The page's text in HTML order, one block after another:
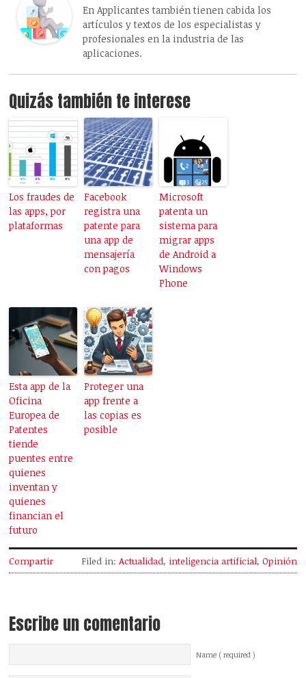
En Applicantes también tienen cabida los
artículos y textos de los especialistas y
profesionales en la industria de las
aplicaciones.
Quizás también te interese
Los fraudes de
las apps, por
plataformas
Facebook
registra una
patente para
una app de
mensajería
con pagos
Microsoft
patenta un
sistema para
migrar apps
de Android a
Windows
Phone
Esta app de la
Oficina
Europea de
Patentes
tiende
puentes entre
quienes
inventan y
quienes
financian el
futuro
Proteger una
app frente a
las copias es
posible
Compartir Filed in: Actualidad, inteligencia artificial, Opinión
Escribe un comentario
Name ( required )